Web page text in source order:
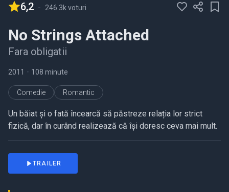
6,2 - 246.3k voturi
No Strings Attached
Fara obligatii
2011 • 108 minute
Comedie Romantic
Un băiat și o fată încearcă să păstreze relația lor strict
fizică, dar în curând realizează că își doresc ceva mai mult.
TRAILER